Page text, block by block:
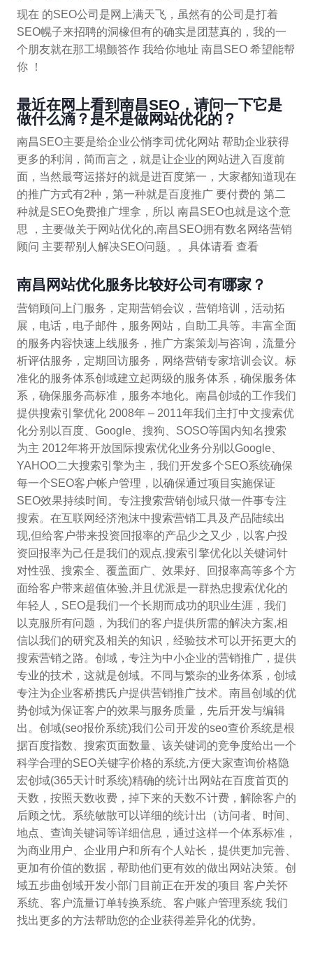
现在 的SEO公司是网上满天飞，虽然有的公司是打着
SEO幌子来招聘的洞橡但有的确实是团慧真的，我的一
个朋友就在那工塌颤答作 我给你地址 南昌SEO 希望能帮
你 ！
最近在网上看到南昌SEO，请问一下它是
做什么滴？是不是做网站优化的？
南昌SEO主要是给企业公悄李司优化网站 帮助企业获得
更多的利润，简而言之，就是让企业的网站进入百度前
面，当然最弯运搭好的就是进百度第一，大家都知道现在
的推广方式有2种，第一种就是百度推广 要付费的 第二
种就是SEO免费推广埋拿，所以 南昌SEO也就是这个意
思 ，主要做关于网站优化的,南昌SEO拥有数名网络营销
顾问 主要帮别人解决SEO问题。。具体请看 查看
南昌网站优化服务比较好公司有哪家？
营销顾问上门服务，定期营销会议，营销培训，活动拓
展，电话，电子邮件，服务网站，自助工具等。丰富全面
的服务内容快速上线服务，推广方案策划与咨询，流量分
析评估服务，定期回访服务，网络营销专家培训会议。标
准化的服务体系创域建立起两级的服务体系，确保服务体
系，确保服务高标准，服务本地化。南昌创域的工作我们
提供搜索引擎优化 2008年 – 2011年我们主打中文搜索优
化分别以百度、Google、搜狗、SOSO等国内知名搜索
为主 2012年将开放国际搜索优化业务分别以Google、
YAHOO二大搜索引擎为主，我们开发多个SEO系统确保
每一个SEO客户帐户管理，以确保通过项目实施保证
SEO效果持续时间。专注搜索营销创域只做一件事专注
搜索。在互联网经济泡沫中搜索营销工具及产品陆续出
现,但给客户带来投资回报率的产品少之又少，以客户投
资回报率为己任是我们的观点,搜索引擎优化以关键词针
对性强、搜索全、覆盖面广、效果好、回报率高等多个方
面给客户带来超值体验,并且优派是一群热忠搜索优化的
年轻人，SEO是我们一个长期而成功的职业生涯，我们
以克服所有问题，为我们的客户提供所需的解决方案,相
信以我们的研究及相关的知识，经验技术可以开拓更大的
搜索营销之路。创域，专注为中小企业的营销推广，提供
专业的技术，这就是创域。不同与繁杂的业务体系，创域
专注为企业客桥携氏户提供营销推广技术。南昌创域的优
势创域为保证客户的效果与服务质量，先后开发与编辑
出。创域(seo报价系统)我们公司开发的seo查价系统是根
据百度指数、搜索页面数量、该关键词的竞争度给出一个
科学合理的SEO关键字价格的系统,方便大家查询价格隐
宏创域(365天计时系统)精确的统计出网站在百度首页的
天数，按照天数收费，掉下来的天数不计费，解除客户的
后顾之忧。系统敏散可以详细的统计出（访问者、时间、
地点、查询关键词等详细信息，通过这样一个体系标准，
为商业用户、企业用户和所有个人站长，提供更加完善、
更加有价值的数据，帮助他们更有效的做出网站决策。创
域五步曲创域开发小部门目前正在开发的项目 客户关怀
系统、客户流量订单转换系统、客户账户管理系统 我们
找出更多的方法帮助您的企业获得差异化的优势。